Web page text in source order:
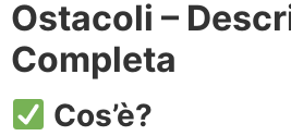
Ostacoli –
Completa
Cos’è?